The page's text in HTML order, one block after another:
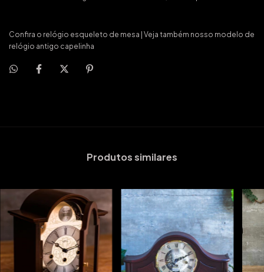
Confira o relógio esqueleto de mesa | Veja também nosso modelo de
relógio antigo capelinha
Produtos similares